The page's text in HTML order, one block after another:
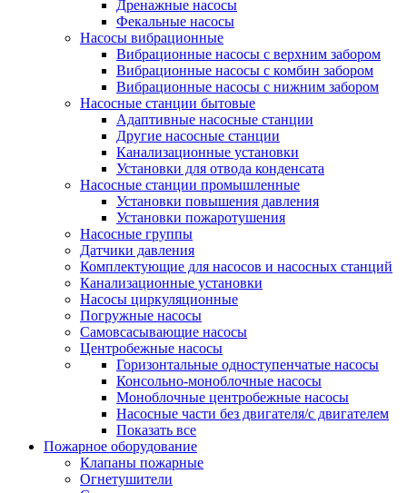
Дренажные насосы
Фекальные насосы
Насосы вибрационные
Вибрационные насосы с верхним забором
Вибрационные насосы с комбин забором
Вибрационные насосы с нижним забором
Насосные станции бытовые
Адаптивные насосные станции
Другие насосные станции
Канализационные установки
Установки для отвода конденсата
Насосные станции промышленные
Установки повышения давления
Установки пожаротушения
Насосные группы
Датчики давления
Комплектующие для насосов и насосных станций
Канализационные установки
Насосы циркуляционные
Погружные насосы
Самовсасывающие насосы
Центробежные насосы
Горизонтальные одноступенчатые насосы
Консольно-моноблочные насосы
Моноблочные центробежные насосы
Насосные части без двигателя/с двигателем
Показать все
Пожарное оборудование
Клапаны пожарные
Огнетушители